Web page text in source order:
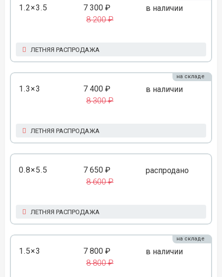
1.2×3.5 7 300 ₽
8 200 ₽
в наличии
ЛЕТНЯЯ РАСПРОДАЖА
1.3×3 7 400 ₽
8 300 ₽
в наличии
на складе
ЛЕТНЯЯ РАСПРОДАЖА
0.8×5.5 7 650 ₽
8 600 ₽
распродано
ЛЕТНЯЯ РАСПРОДАЖА
1.5×3 7 800 ₽
8 800 ₽
в наличии
на складе